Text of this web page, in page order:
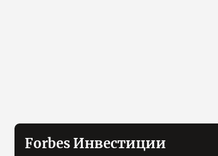
Forbes Инвестиции